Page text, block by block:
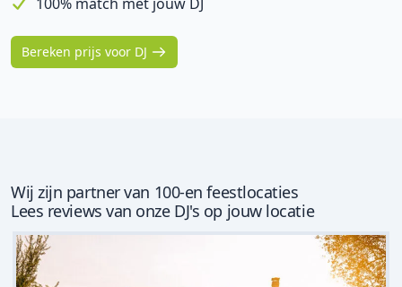
Bereken prijs voor DJ
Wij zijn partner van 100-en feestlocaties
Lees reviews van onze DJ's op jouw locatie